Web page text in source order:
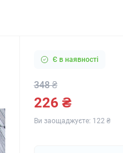
Є в наявності
348 ₴
226 ₴
Ви заощаджуєте: 122 ₴